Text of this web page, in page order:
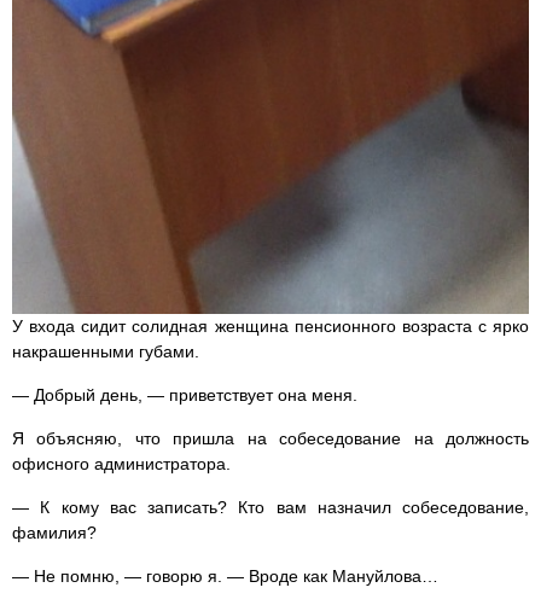
У входа сидит солидная женщина пенсионного возраста с ярко
накрашенными губами.
— Добрый день, — приветствует она меня.
Я объясняю, что пришла на собеседование на должность
офисного администратора.
— К кому вас записать? Кто вам назначил собеседование,
фамилия?
— Не помню, — говорю я. — Вроде как Мануйлова…